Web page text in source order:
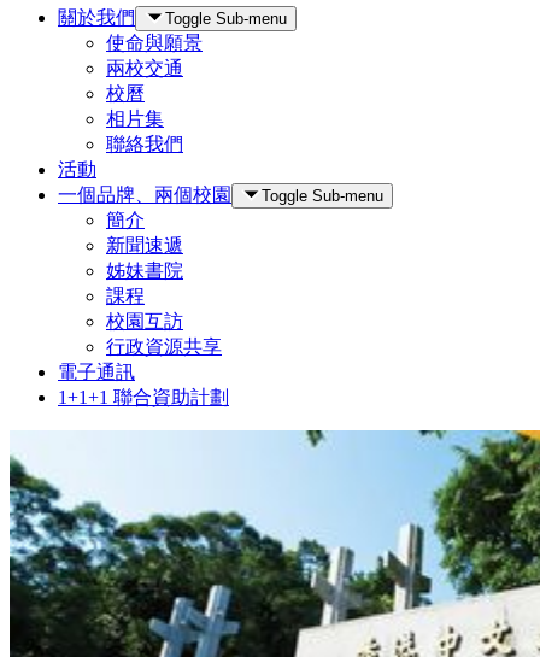
關於我們 Toggle Sub-menu
使命與願景
兩校交通
校曆
相片集
聯絡我們
活動
一個品牌、兩個校園
Toggle Sub-menu
簡介
新聞速遞
姊妹書院
課程
校園互訪
行政資源共享
電子通訊
1+1+1 聯合資助計劃